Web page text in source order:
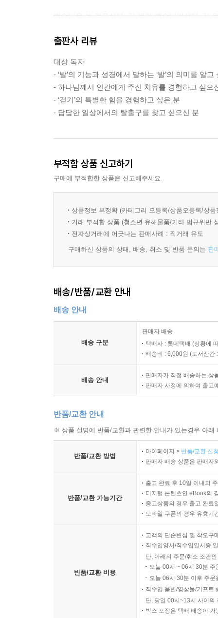
예수님은 늘 걸으셨다. 길 위의 예수님이셨다. 길
길이었다. 환호의 탄성보다는 슬픔과 고통의 절
--- p.40 '예수님은 늘 걸으셨다' 중에서
‘왜 다른 지체(肢體)가 아닌 발이었을까?’ 생각해
평생 엄청난 무게를 고스란히 짊어지고 받들어주
우리 몸은 스스로 회복할 능력을 갖추고 있다. 그
우리 인간에게 주신 특별한 능력이다. 그러나 이
르게, 걷고 또 걸을 때 맛볼 수 있는 은혜이다. 특
--- p.89 우리 몸에는 스스로 회복할 능력이 있다' 중
게 걸어감으로 신앙, 일, 건강, 관계 등 모든 것이
그렇게 어려움을 겪으면서 우리는 더욱더 하나님
은 것을 잃었지만, 그것들은 하나하나 다시 일으
없으면 물질의 축복이 오히려 독이 될 수 있다는 것
--- p.129 '용서의 축복, 망각의 은혜' 중에서
동행이 되면, 이웃과의 동행은 자연스럽게 이뤄
함께 하는 삶 속에서 사랑과 배려를 실천하고, 이
--- p.139 '인생도, 걷기도 동반자가 필요하다' 중에
삶에서나 걷기에서나 우리 스스로가 정한 목표는
해 하루하루를 걷는 사람이다. 그 시간과 움직임
나와 하나님 사이에 놓인 그 길을 내가 걸어가지
전혀 상관없는 분으로 이해하게 된다. 얼마나 안
--- p.191 '걸으면 보이고, 보이면 감사한다' 중에서
출판사 리뷰
대상 독자
- ‘발’의 기능과 성경에서 말하는 ‘발’의 의미를 알고
- 하나님께서 인간에게 주신 치유를 경험하고 싶으
- ‘걷기’의 특별한 힘을 경험하고 싶은 분
- 답답한 일상에서의 탈출구를 찾고 싶으신 분
부적합 상품 신고하기
구매에 부적합한 상품은 신고해주세요.
상품정보 부정확 (카테고리 오등록/상품오등록/상
거래 부적합 상품 (청소년 유해물품/기타 법규위반
전자상거래에 어긋나는 판매사례 : 직거래 유도
구매하신 상품의 상태, 배송, 취소 및 반품 문의는 판
배송/반품/교환 안내
배송 안내
배송 구분
판매자 배송
택배사 : 롯데택배 (상황에
배송비 : 6,000원 (도서산간
배송 안내
판매자가 직접 배송하는 상
판매자 사정에 의하여 출고
반품/교환 안내
※ 상품 설명에 반품/교환과 관련한 안내가 있는경우 아
반품/교환 방법
마이페이지 > 반품/교환 신
판매자 배송 상품은 판매자
반품/교환 가능기간
출고 완료 후 10일 이내의
디지털 콘텐츠인 eBook의
중고상품의 경우 출고 완료
모바일 쿠폰의 경우 유효기
반품/교환 비용
고객의 단순변심 및 착오구
직수입양서/직수입일서중
단, 아래의 주문/취소 조건
오늘 00시 ~ 06시 30분
오늘 06시 30분 이후 주
직수입 음반/영상물/기프트
단, 당일 00시~13시 사이의
박스 포장은 택배 배송이